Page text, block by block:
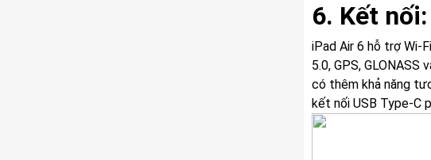
6. Kết nối:
iPad Air 6 hỗ trợ Wi-
5.0, GPS,
có thêm khả năng
kết nối USB Type-C